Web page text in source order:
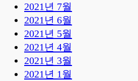
2021년 7월
2021년 6월
2021년 5월
2021년 4월
2021년 3월
2021년 1월